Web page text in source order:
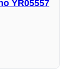
YR05557